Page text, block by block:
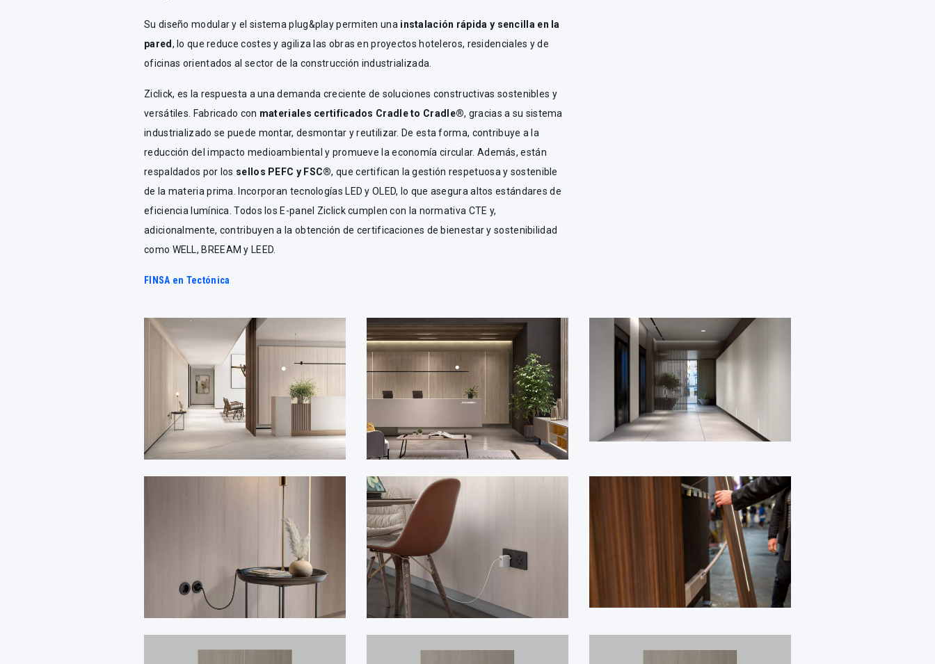
Su diseño modular y el sistema plug&play permiten una instalación rápida y sencilla en la
pared , lo que reduce costes y agiliza las obras en proyectos hoteleros, residenciales y de
oficinas orientados al sector de la construcción industrializada.
Ziclick, es la respuesta a una demanda creciente de soluciones constructivas sostenibles y
versátiles. Fabricado con materiales certificados Cradle to Cradle®, gracias a su sistema
industrializado se puede montar, desmontar y reutilizar. De esta forma, contribuye a la
reducción del impacto medioambiental y promueve la economía circular. Además, están
respaldados por los sellos PEFC y FSC®, que certifican la gestión respetuosa y sostenible
de la materia prima. Incorporan tecnologías LED y OLED, lo que asegura altos estándares de
eficiencia lumínica. Todos los E-panel Ziclick cumplen con la normativa CTE y,
adicionalmente, contribuyen a la obtención de certificaciones de bienestar y sostenibilidad
como WELL, BREEAM y LEED.
FINSA en Tectónica